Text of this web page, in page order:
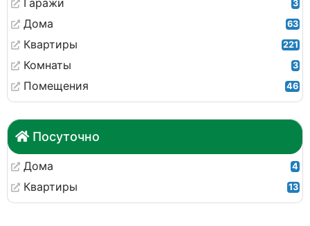
Гаражи 3
Дома 63
Квартиры 221
Комнаты 3
Помещения 46
Посуточно
Дома 4
Квартиры 13